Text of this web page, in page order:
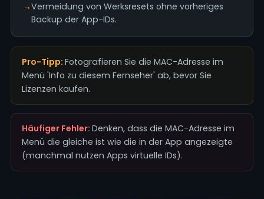
→Vermeidung von Werksresets ohne vorheriges
Backup der App-IDs.
Pro-Tipp: Fotografieren Sie die MAC-Adresse im
Menü 'Info zu diesem Fernseher' ab, bevor Sie
Lizenzen kaufen.
Häufiger Fehler: Denken, dass die MAC-Adresse im
Menü die gleiche ist wie die in der App angezeigte
(manchmal nutzen Apps virtuelle IDs).